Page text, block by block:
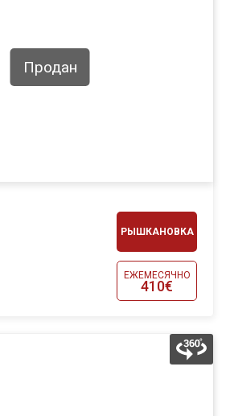
РЫШКАНОВКА
ЕЖЕМЕСЯЧНО
410€
Продан